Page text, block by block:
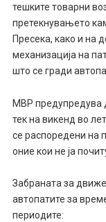
тешките товарни
претекнувањето
Пресека, како и на
механизација на
што се гради
МВР предупредува
тек на викенд во
се распоредени на
оние кои не ја
Забраната за
автопатите за
периодите: